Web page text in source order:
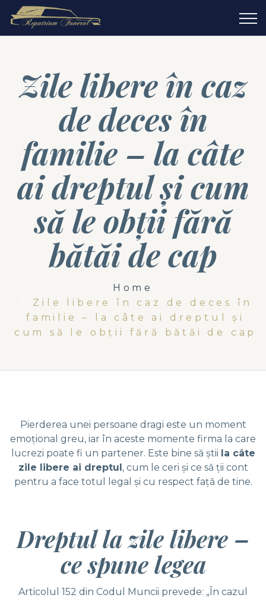
Zile libere în caz
de deces în
familie – la câte
ai dreptul şi cum
să le obţii fără
bătăi de cap
Home
Zile libere în caz de deces în
familie – la câte ai dreptul şi
cum să le obţii fără bătăi de cap
Pierderea unei persoane dragi este un moment
emoţional greu, iar în aceste momente firma la care
lucrezi poate fi un partener. Este bine să ştii la câte
zile libere ai dreptul , cum le ceri şi ce să ţii cont
pentru a face totul legal şi cu respect faţă de tine.
Dreptul la zile libere –
ce spune legea
Articolul 152 din Codul Muncii prevede: „În cazul